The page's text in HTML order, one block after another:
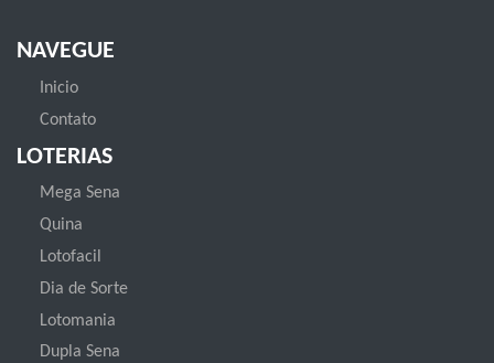
NAVEGUE
Inicio
Contato
LOTERIAS
Mega Sena
Quina
Lotofacil
Dia de Sorte
Lotomania
Dupla Sena